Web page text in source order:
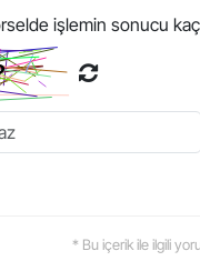
işlemin sonucu
* Bu içerik ile ilgili